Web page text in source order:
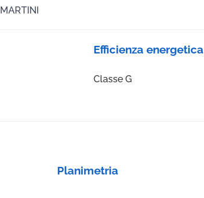
Efficienza energetica
Classe G
Planimetria